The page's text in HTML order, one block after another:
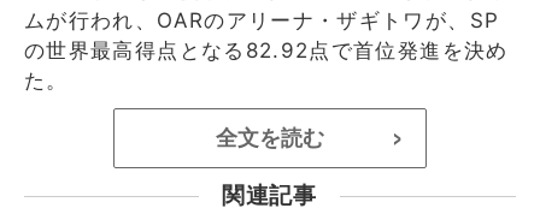
ムが行われ、OARのアリーナ・ザギトワが、SP
の世界最高得点となる82.92点で首位発進を決め
た。
全文を読む >
関連記事